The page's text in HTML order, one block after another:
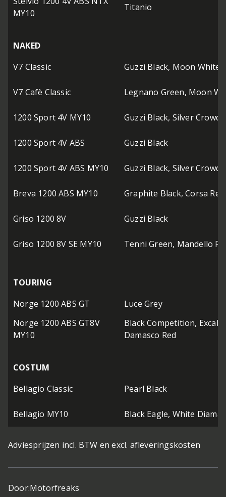
MY10
Titanio
NAKED
V7 Classic
Guzzi Black, Moon White
V7 Cafè Classic Legnano Green, Moon
1200 Sport 4V MY10 Guzzi Black, Silver
1200 Sport 4V ABS Guzzi Black
1200 Sport 4V ABS MY10 Guzzi Black, Silver Crowd
Breva 1200 ABS MY10 Graphite Black, Corsa
Griso 1200 8V Guzzi Black
Griso 1200 8V SE MY10 Tenni Green, Mandello
TOURING
Norge 1200 ABS GT
Luce Grey
Norge 1200 ABS GT8V
MY10
Black Competition,
Damasco Red
COSTUM
Bellagio Classic
Pearl Black
Bellagio MY10 Black Eagle, White
Adviesprijzen incl. BTW en excl. afleveringskosten
Door:Motorfreaks